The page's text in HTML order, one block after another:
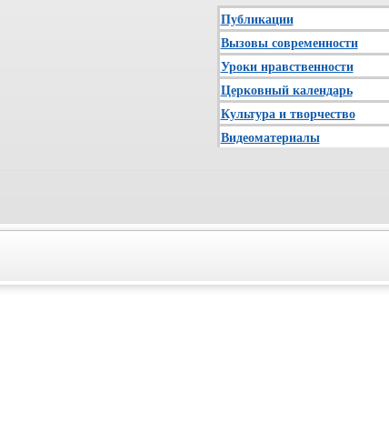
Публикации
Вызовы современности
Уроки нравственности
Церковный календарь
Культура и творчество
Видеоматериалы